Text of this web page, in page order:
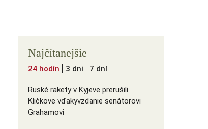
Najčítanejšie
24 hodín 3 dni 7 dní
Ruské rakety v Kyjeve prerušili
Kličkove vďakyvzdanie senátorovi
Grahamovi